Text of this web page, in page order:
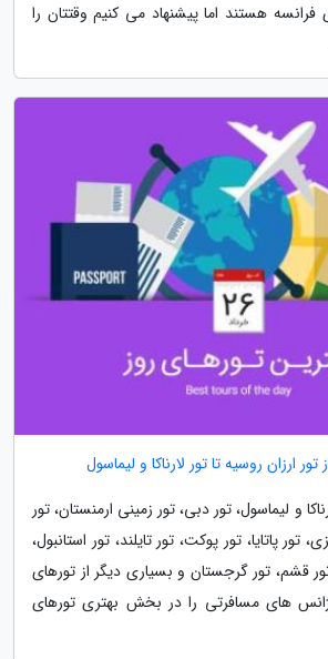
فرانسه هستند اما پیشنهاد می کنیم وقتتان را
ارزان روسیه تا تور لارناکا و لیماسول
و لیماسول، تور دبی، تور زمینی ارمنستان، تور
تور پاتایا، تور پوکت، تور تایلند، تور استانبول،
تور قشم، تور گرجستان و بسیاری دیگر از تورهای
های مسافرتی را در بخش بهتری تورهای